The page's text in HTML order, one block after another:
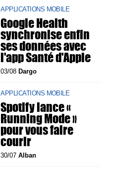
APPLICATIONS MOBILE
Google Health
synchronise enfin
ses données avec
l'app Santé d'Apple
03/08Dargo
APPLICATIONS MOBILE
Spotify lance «
Running Mode »
pour vous faire
courir
30/07Alban